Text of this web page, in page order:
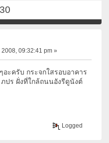
30
2008, 09:32:41 pm »
ะครับ กระจกใสรอบอาคาร
ปร ฝั่งที่ใกล้ถนนอังรีดูนังต์
Logged